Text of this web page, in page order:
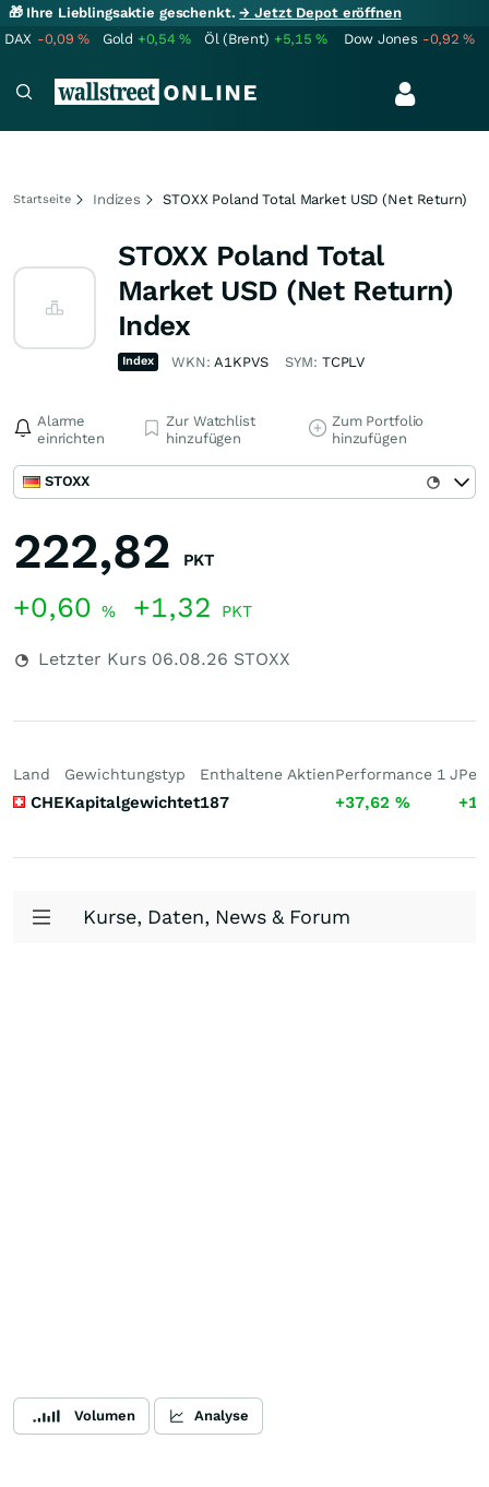
🎁 Ihre Lieblingsaktie geschenkt.→ Jetzt Depot eröffnen
DAX -0,09% Gold +0,54% Öl (Brent) +5,15% Dow Jones -0,92%
Startseite Indizes STOXX Poland Total Market USD (Net Return)
STOXX Poland Total
Market USD (Net Return)
Index
Index WKN:A1KPVS SYM: TCPLV
Alarme
einrichten
Zur Watchlist
hinzufügen
Zum Portfolio
hinzufügen
STOXX
222,82 PKT
+0,60 % +1,32 PKT
Letzter Kurs 06.08.26 STOXX
Land
CHE
Gewichtungstyp
Kapitalgewichtet
Enthaltene Aktien
187
Performance 1 J
+37,62 %
Kurse, Daten, News & Forum
Volumen Analyse